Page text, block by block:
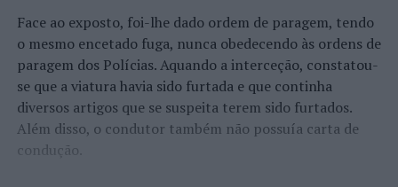
Face ao exposto, foi-lhe dado ordem de paragem, tendo
o mesmo encetado fuga, nunca obedecendo às ordens de
paragem dos Polícias. Aquando a interceção, constatou-
se que a viatura havia sido furtada e que continha
diversos artigos que se suspeita terem sido furtados.
Além disso, o condutor também não possuía carta de
condução.